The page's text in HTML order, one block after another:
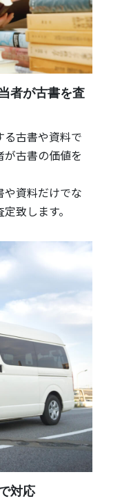
者が古書を査
る古書や資料で
古書の価値を
や資料だけでな
致します。
対応